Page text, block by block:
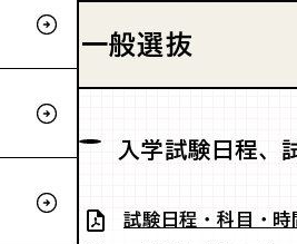
一般選抜
入学試験日程、
試験日程・科目・時